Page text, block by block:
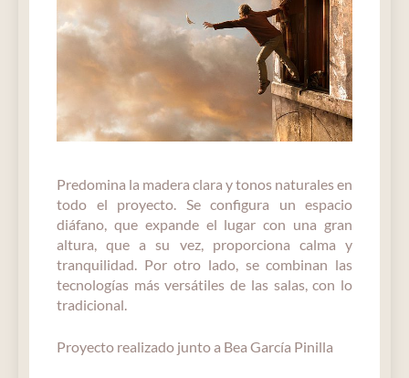
Predomina la madera clara y tonos naturales en
todo el proyecto. Se configura un espacio
diáfano, que expande el lugar con una gran
altura, que a su vez, proporciona calma y
tranquilidad. Por otro lado, se combinan las
tecnologías más versátiles de las salas, con lo
tradicional.
Proyecto realizado junto a Bea García Pinilla